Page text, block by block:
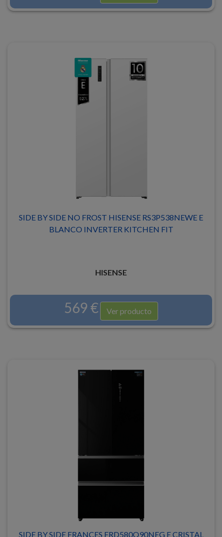
SIDE BY SIDE NO FROST HISENSE RS3P538NEWE E
BLANCO INVERTER KITCHEN FIT
HISENSE
569 € Ver producto
SIDE BY SIDE FRANCES FRD580Q90NEG E CRISTAL